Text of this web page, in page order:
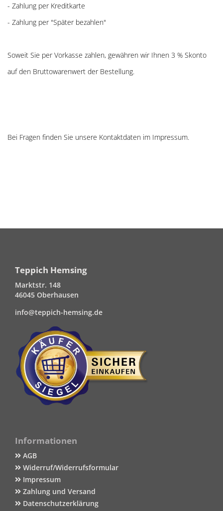
- Zahlung per Kreditkarte
- Zahlung per "Später bezahlen"
Soweit Sie per Vorkasse zahlen, gewähren wir Ihnen 3 % Skonto
auf den Bruttowarenwert der Bestellung.
Bei Fragen finden Sie unsere Kontaktdaten im Impressum.
Teppich Hemsing
Marktstr. 148
46045 Oberhausen
info@teppich-hemsing.de
Informationen
AGB
Widerruf/Widerrufsformular
Impressum
Zahlung und Versand
Datenschutzerklärung